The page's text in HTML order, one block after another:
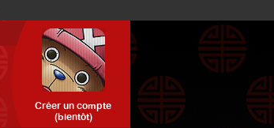
Créer un compte
(bientôt)